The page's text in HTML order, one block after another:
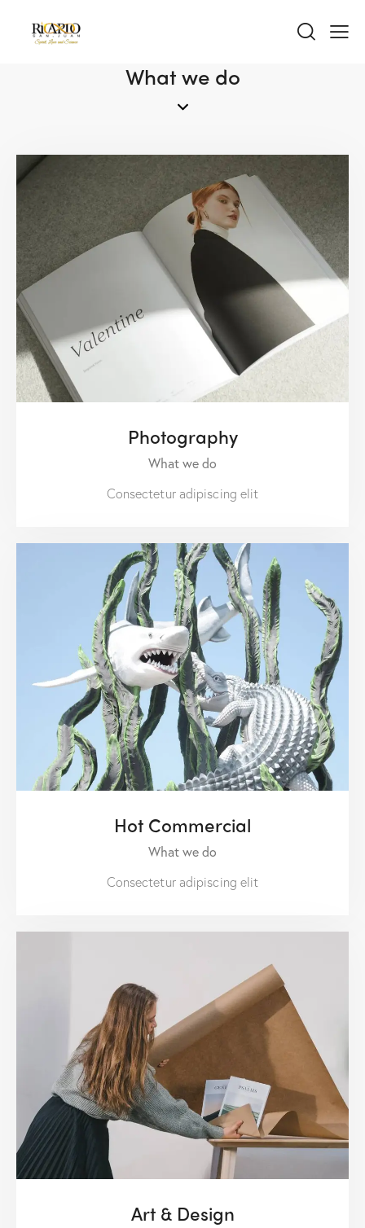
What we do
Photography
What we do
Consectetur adipiscing elit
Hot Commercial
What we do
Consectetur adipiscing elit
Art & Design